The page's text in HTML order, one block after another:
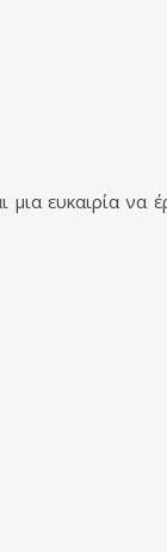
μια ευκαιρία